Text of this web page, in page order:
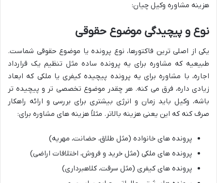
هزینه مشاوره وکیل چیان:
نوع و پیچیدگی موضوع حقوقی
یکی از اصلی ترین فاکتورها، نوع پرونده یا موضوع حقوقی شماست.
طبیعیه که مشاوره برای یه پرونده ساده مثل تنظیم یک قرارداد
اجاره، با مشاوره برای یه پرونده پیچیده کیفری یا ملکی که ابعاد
زیادی داره، فرق می کنه. هر چقدر موضوع تخصصی تر و پیچیده تر
باشه، وکیل باید زمان و انرژی بیشتری برای بررسی و ارائه راهکار
صرف کنه که این یعنی هزینه بالاتر. مثلاً هزینه های مشاوره برای:
پرونده های خانواده (مثل طلاق، حضانت، مهریه)
پرونده های ملکی (مثل خرید و فروش، اختلافات اراضی)
پرونده های کیفری (مثل سرقت، کلاهبرداری)